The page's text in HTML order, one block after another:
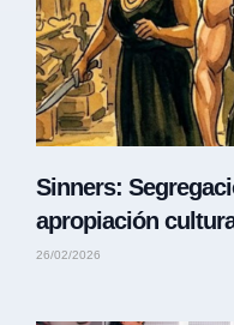
Sinners:
apropiación
26/02/2026